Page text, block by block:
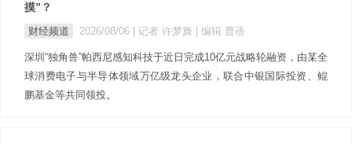
摸”？
财经频道 2026/08/06 | 记者 许梦旖 | 编辑 曹蓓
深圳“独角兽”帕西尼感知科技于近日完成10亿元战略轮融资，由某全
球消费电子与半导体领域万亿级龙头企业，联合中银国际投资、鲲
鹏基金等共同领投。